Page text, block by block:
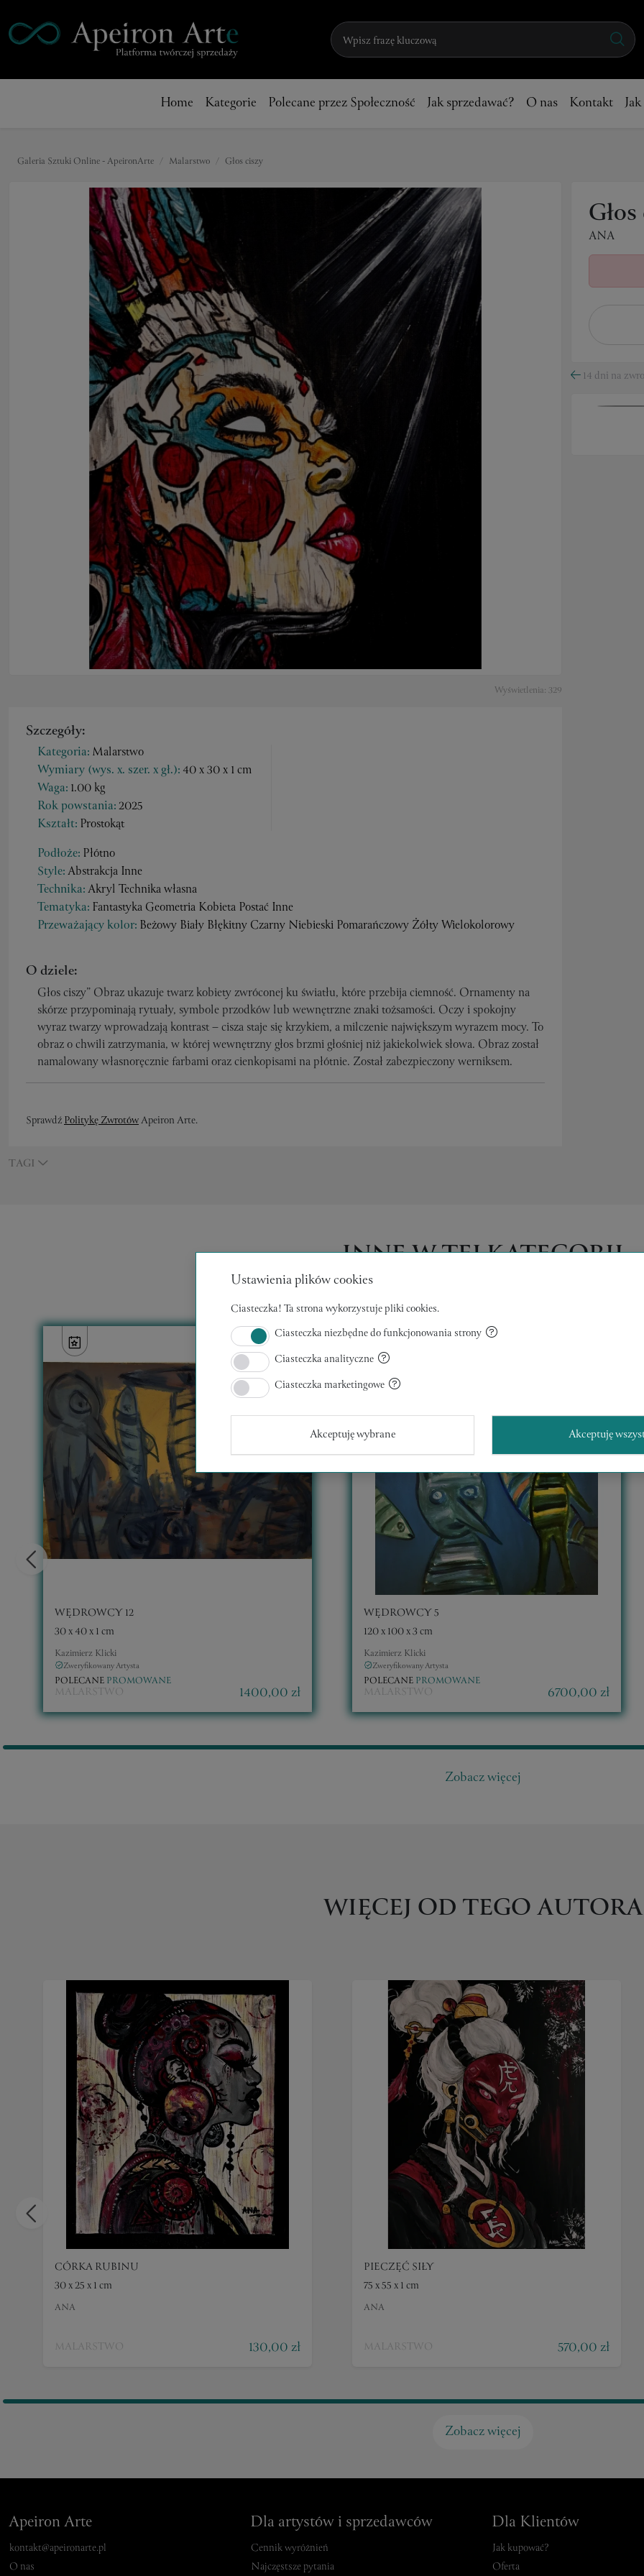
Home Kategorie Polecane przez Społeczność Jak sprzedawać? O nas Kontakt
Galeria Sztuki Online - ApeironArte Malarstwo Głos ciszy
Wyświetlenia: 329
ANA
14 dni na
Szczegóły:
Kategoria: Malarstwo
Wymiary (wys. x. szer. x gł.): 40 x 30 x 1 cm
Waga: 1.00 kg
Rok powstania:2025
Kształt: Prostokąt
Podłoże: Płótno
Style:Abstrakcja Inne
Technika:Akryl Technika własna
Tematyka: Fantastyka Geometria Kobieta Postać Inne
Przeważający kolor: Beżowy Biały Błękitny Czarny Niebieski Pomarańczowy Żółty Wielokolorowy
O dziele:
Głos ciszy” Obraz ukazuje twarz kobiety zwróconej ku światłu, które przebija ciemność. Ornamenty na
skórze przypominają rytuały, symbole przodków lub wewnętrzne znaki tożsamości. Oczy i spokojny
wyraz twarzy wprowadzają kontrast – cisza staje się krzykiem, a milczenie największym wyrazem mocy. To
obraz o chwili zatrzymania, w której wewnętrzny głos brzmi głośniej niż jakiekolwiek słowa. Obraz został
namalowany własnoręcznie farbami oraz cienkopisami na płótnie. Został zabezpieczony werniksem.
SprawdźPolitykę ZwrotówApeiron Arte.
TAGI
INNE W TEJ KATEGORII
WĘDROWCY 12
30 x 40 x 1 cm
Kazimierz Klicki
Zweryfikowany Artysta
POLECANE PROMOWANE
MALARSTWO 1400,00 zł
WĘDROWCY 5
120 x 100 x 3 cm
Kazimierz Klicki
Zweryfikowany Artysta
POLECANE PROMOWANE
MALARSTWO 6700,00 zł
Zobacz więcej
WIĘCEJ OD TEGO AUTORA
CÓRKA RUBINU
30 x 25 x 1 cm
ANA
MALARSTWO 130,00 zł
PIECZĘĆ SIŁY
75 x 55 x 1 cm
ANA
MALARSTWO 570,00 zł
Zobacz więcej
Apeiron Arte
kontakt@apeironarte.pl
O nas
Dla artystów i sprzedawców
Cennik wyróżnień
Najczęstsze pytania
Dla Klientów
Jak kupować?
Oferta
Ustawienia plików cookies
Ciasteczka! Ta strona wykorzystuje pliki cookies.
Ciasteczka niezbędne do funkcjonowania strony
Ciasteczka analityczne
Ciasteczka marketingowe
Akceptuję wybrane Akceptuję